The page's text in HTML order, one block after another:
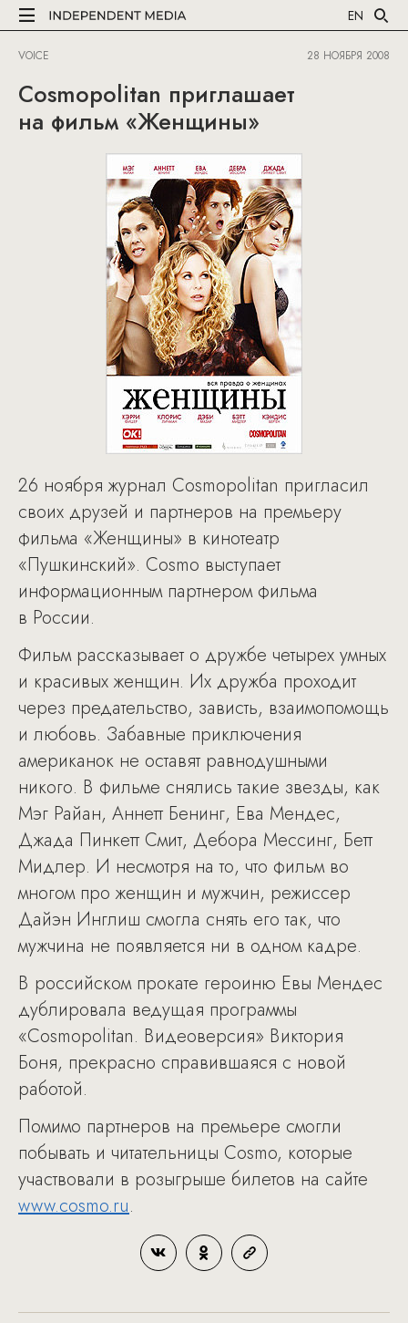
EN
VOICE 28 НОЯБРЯ 2008
Cosmopolitan приглашает
на фильм «Женщины»
26 ноября журнал Cosmopolitan пригласил
своих друзей и партнеров на премьеру
фильма «Женщины» в кинотеатр
«Пушкинский». Cosmo выступает
информационным партнером фильма
в России.
Фильм рассказывает о дружбе четырех умных
и красивых женщин. Их дружба проходит
через предательство, зависть, взаимопомощь
и любовь. Забавные приключения
американок не оставят равнодушными
никого. В фильме снялись такие звезды, как
Мэг Райан, Аннетт Бенинг, Ева Мендес,
Джада Пинкетт Смит, Дебора Мессинг, Бетт
Мидлер. И несмотря на то, что фильм во
многом про женщин и мужчин, режиссер
Дайэн Инглиш смогла снять его так, что
мужчина не появляется ни в одном кадре.
В российском прокате героиню Евы Мендес
дублировала ведущая программы
«Cosmopolitan. Видеоверсия» Виктория
Боня, прекрасно справившаяся с новой
работой.
Помимо партнеров на премьере смогли
побывать и читательницы Cosmo, которые
участвовали в розыгрыше билетов на сайте
www.cosmo.ru.